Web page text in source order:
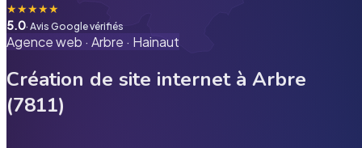
★★★★★
5.0· Avis Google vérifiés
Agence web · Arbre · Hainaut
Création de site internet à Arbre
(7811)